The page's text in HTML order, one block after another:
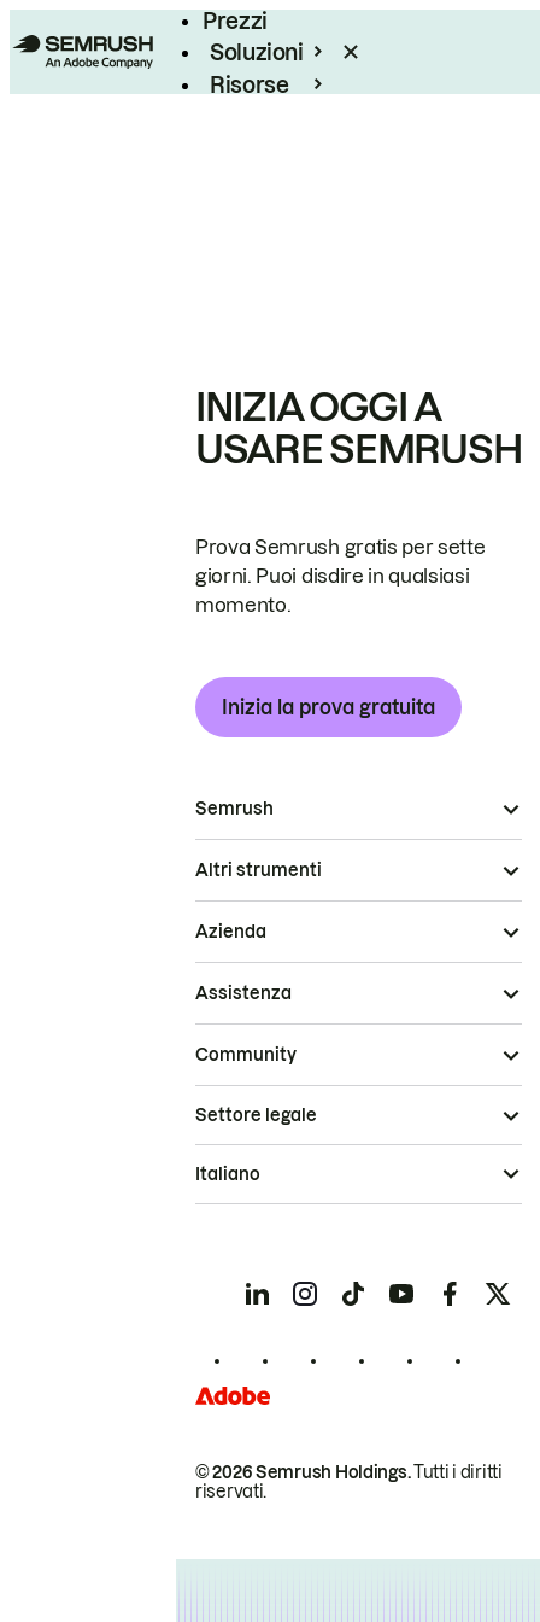
Prezzi
Soluzioni
Risorse
INIZIA OGGI A
USARE SEMRUSH
Prova Semrush gratis per sette
giorni. Puoi disdire in qualsiasi
momento.
Inizia la prova gratuita
Semrush
Altri strumenti
Azienda
Assistenza
Community
© 2026 Semrush Holdings.Tutti i diritti
riservati.
Settore legale
Italiano